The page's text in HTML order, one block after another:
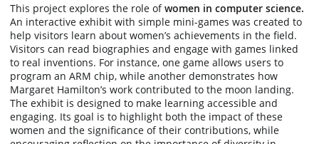
This project explores the role ofwomen in computer science.
An interactive exhibit with simple mini-games was created to
help visitors learn about women’s achievements in the field.
Visitors can read biographies and engage with games linked
to real inventions. For instance, one game allows users to
program an ARM chip, while another demonstrates how
Margaret Hamilton’s work contributed to the moon landing.
The exhibit is designed to make learning accessible and
engaging. Its goal is to highlight both the impact of these
women and the significance of their contributions, while